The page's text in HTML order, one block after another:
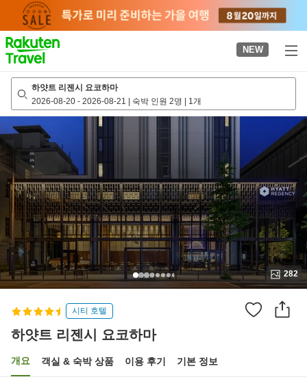
page
NEW
하얏트 리젠시 요코하마
2026-08-20 - 2026-08-21 | 숙박 인원 2명 | 1개
282
시티 호텔
하얏트 리젠시 요코하마
개요 객실 & 숙박 상품 이용 후기 기본 정보